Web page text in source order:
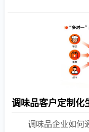
调味品客户定制化
调味品企业如何